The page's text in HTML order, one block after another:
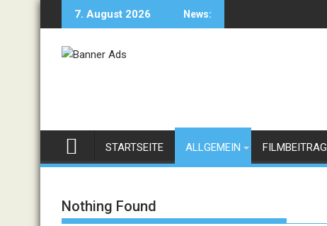
7. August 2026 News:
STARTSEITE ALLGEMEIN FILMBEITRAG
Nothing Found